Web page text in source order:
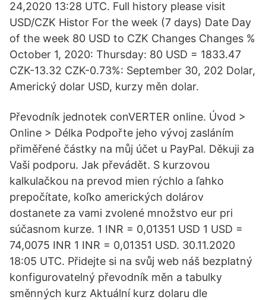
24,2020 13:28 UTC. Full history please visit
USD/CZK Histor For the week (7 days) Date Day
of the week 80 USD to CZK Changes Changes %
October 1, 2020: Thursday: 80 USD = 1833.47
CZK-13.32 CZK-0.73%: September 30, 202 Dolar,
Americký dolar USD, kurzy měn dolar.
Převodník jednotek conVERTER online. Úvod >
Online > Délka Podpořte jeho vývoj zasláním
přiměřené částky na můj účet u PayPal. Děkuji za
Vaši podporu. Jak převádět. S kurzovou
kalkulačkou na prevod mien rýchlo a ľahko
prepočítate, koľko amerických dolárov
dostanete za vami zvolené množstvo eur pri
súčasnom kurze. 1 INR = 0,01351 USD 1 USD =
74,0075 INR 1 INR = 0,01351 USD. 30.11.2020
18:05 UTC. Přidejte si na svůj web náš bezplatný
konfigurovatelný převodník měn a tabulky
směnných kurz Aktuální kurz dolaru dle